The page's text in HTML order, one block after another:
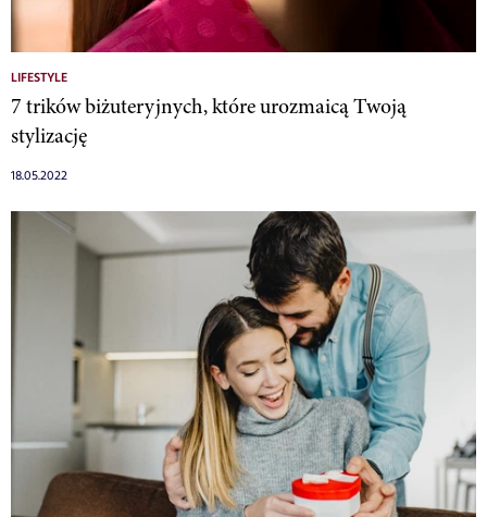
LIFESTYLE
7 trików biżuteryjnych, które urozmaicą Twoją
stylizację
18.05.2022